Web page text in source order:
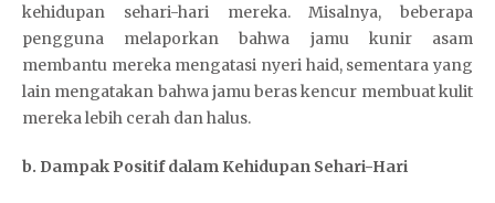
kehidupan sehari-hari mereka. Misalnya, beberapa
pengguna melaporkan bahwa jamu kunir asam
membantu mereka mengatasi nyeri haid, sementara yang
lain mengatakan bahwa jamu beras kencur membuat kulit
mereka lebih cerah dan halus.
b. Dampak Positif dalam Kehidupan Sehari-Hari